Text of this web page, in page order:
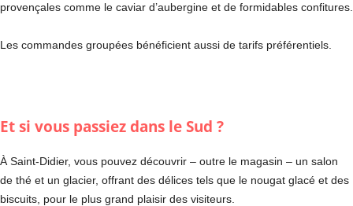
provençales comme le caviar d’aubergine et de formidables confitures.
Les commandes groupées bénéficient aussi de tarifs préférentiels.
Et si vous passiez dans le Sud ?
À Saint-Didier, vous pouvez découvrir – outre le magasin – un salon
de thé et un glacier, offrant des délices tels que le nougat glacé et des
biscuits, pour le plus grand plaisir des visiteurs.